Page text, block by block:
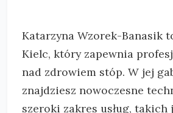
Katarzyna Wzorek-Banasik
Kielc, który zapewnia
nad zdrowiem stóp. W jej
znajdziesz nowoczesne
szeroki zakres usług, takich